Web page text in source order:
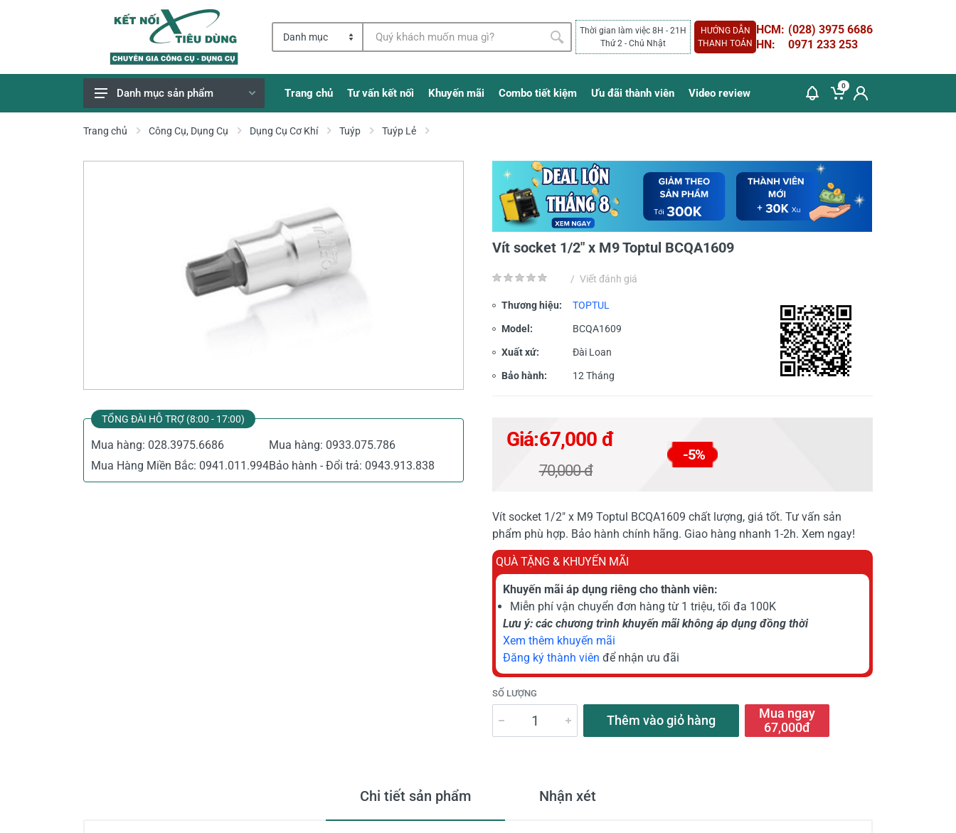
Thời gian làm việc 8H - 21H
Thứ 2 - Chủ Nhật
HƯỚNG DẪN
THANH TOÁN
HCM: (028) 3975 6686
HN:
0971 233 253
Giao Hàng Miễn Phí
Danh mục sản phẩm Trang chủ Tư vấn kết nối Khuyến mãi Combo tiết kiệm Ưu đãi thành viên Video review
0
Trang chủ Công Cụ, Dụng Cụ Dụng Cụ Cơ Khí Tuýp Tuýp Lẻ
TỔNG ĐÀI HỖ TRỢ (8:00 - 17:00)
Mua hàng: 028.3975.6686 Mua hàng: 0933.075.786
Mua Hàng Miền Bắc: 0941.011.994Bảo hành - Đổi trả: 0943.913.838
Vít socket 1/2" x M9 Toptul BCQA1609
/ Viết đánh giá
Thương hiệu: TOPTUL
Model: BCQA1609
Xuất xứ: Đài Loan
Bảo hành: 12 Tháng
Giá:67,000 đ
70,000 đ
-5%
Vít socket 1/2" x M9 Toptul BCQA1609 chất lượng, giá tốt. Tư vấn sản
phẩm phù hợp. Bảo hành chính hãng. Giao hàng nhanh 1-2h. Xem ngay!
QUÀ TẶNG & KHUYẾN MÃI
Khuyến mãi áp dụng riêng cho thành viên:
Miễn phí vận chuyển đơn hàng từ 1 triệu, tối đa 100K
Lưu ý: các chương trình khuyến mãi không áp dụng đồng thời
Xem thêm khuyến mãi
Đăng ký thành viên để nhận ưu đãi
SỐ LƯỢNG
Thêm vào giỏ hàng
Mua ngay
67,000đ
Chi tiết sản phẩm Nhận xét